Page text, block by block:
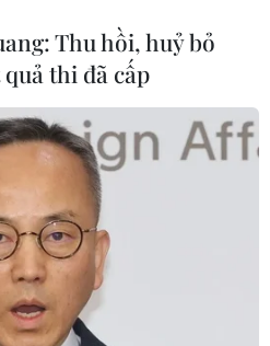
sách tham dự vòng
2019
đã chính thức chốt danh
chung kết Asian Cup
Thu hồi, huỷ bỏ
thi đã cấp